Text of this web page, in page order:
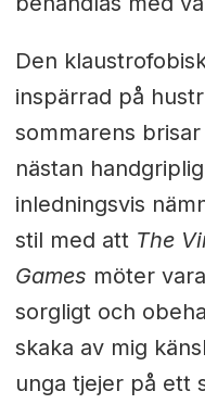
Den
inspärrad på
sommarens
nästan
inledningsvis
stil med att The
Games möter
sorgligt och
skaka av mig
unga tjejer på ett